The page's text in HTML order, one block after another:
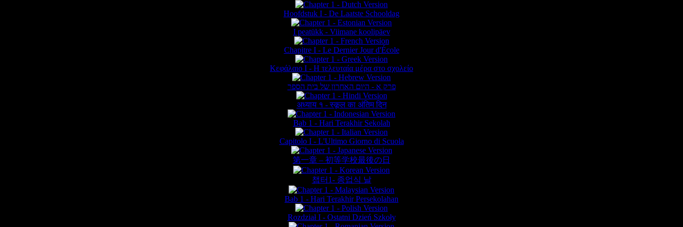
Hoofdstuk I - De Laatste Schooldag
I peatükk - Viimane koolipäev
Chapitre I - Le Dernier Jour d'École
Κεφάλαιο Ι - Η τελευταία μέρα στο σχολείο
פרק א - היום האחרון של בית הספר
अध्याय १ - स्कूल का अंतिम दिन
Bab 1 - Hari Terakhir Sekolah
Capitolo I - L'Ultimo Giorno di Scuola
第一章 – 初等学校最後の日
챕터1- 종업식 날
Bab 1 - Hari Terakhir Persekolahan
Rozdział I - Ostatni Dzień Szkoły